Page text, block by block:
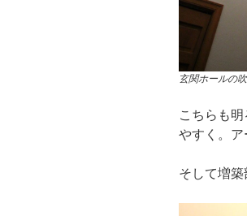
玄関ホールの
こちらも
やすく。ア
そして増